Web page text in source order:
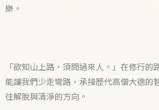
樂。
「欲知山上路，須問過來人。」在修行的
能讓我們少走彎路，承接歷代高僧大德的
往解脫與清淨的方向。